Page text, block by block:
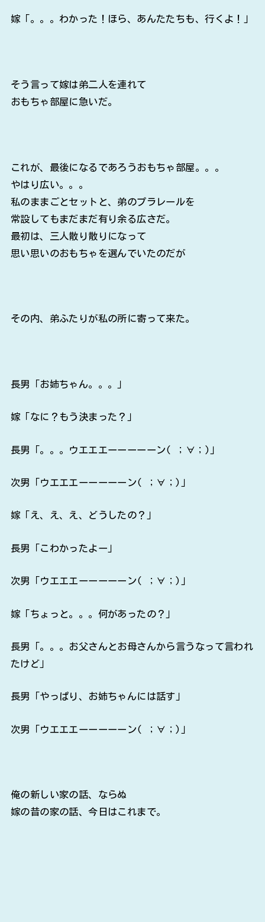
嫁「。。。わかった！ほら、あんたたちも、行くよ！」
そう言って嫁は弟二人を連れて
おもちゃ部屋に急いだ。
これが、最後になるであろうおもちゃ部屋。。。
やはり広い。。。
私のままごとセットと、弟のプラレールを
常設してもまだまだ有り余る広さだ。
最初は、三人散り散りになって
思い思いのおもちゃを選んでいたのだが
その内、弟ふたりが私の所に寄って来た。
長男「お姉ちゃん。。。」
嫁「なに？もう決まった？」
長男「。。。ウエエエーーーーーン( ；∀；)」
次男「ウエエエーーーーーン( ；∀；)」
嫁「え、え、え、どうしたの？」
長男「こわかったよー」
次男「ウエエエーーーーーン( ；∀；)」
嫁「ちょっと。。。何があったの？」
長男「。。。お父さんとお母さんから言うなって言われ
たけど」
長男「やっぱり、お姉ちゃんには話す」
次男「ウエエエーーーーーン( ；∀；)」
俺の新しい家の話、ならぬ
嫁の昔の家の話、今日はこれまで。